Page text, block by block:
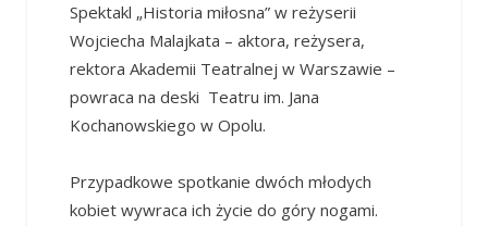
Spektakl „Historia miłosna” w reżyserii
Wojciecha Malajkata – aktora, reżysera,
rektora Akademii Teatralnej w Warszawie –
powraca na deski Teatru im. Jana
Kochanowskiego w Opolu.
Przypadkowe spotkanie dwóch młodych
kobiet wywraca ich życie do góry nogami.